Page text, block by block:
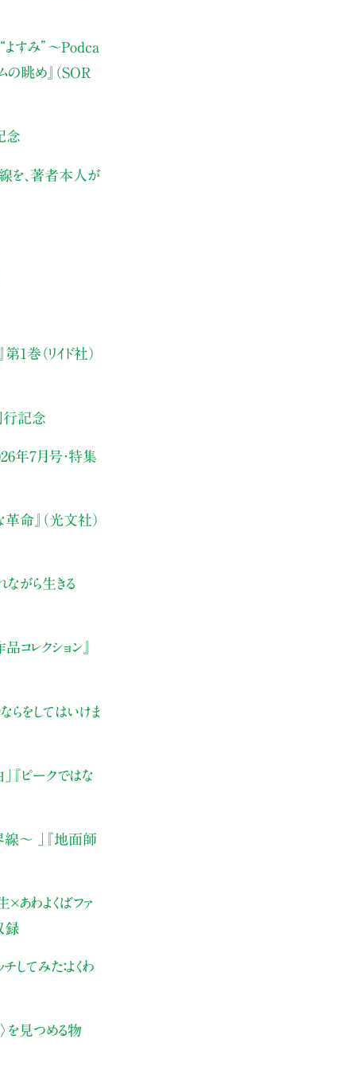
すみ” 〜Podca
の眺め』（SOR
念
を、著者本人が
1巻（リイド社）
行記念
年7月号・特集
革命』（光文社）
ながら生きる
コレクション』
らをしてはいけま
『ピークではな
〜 」
『地面師
あわよくばファ
録
してみた：よくわ
を見つめる物